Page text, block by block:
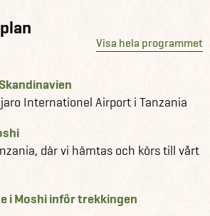
klimatzoner –
toppen
bärare och kockar – du bär
och njuter av vällagad mat
dag bjuder på nya vyer och
Det är en fysisk och
Visa hela programmet
Internationel Airport i Tanzania
där vi hämtas och körs till vårt
i Moshi inför trekkingen